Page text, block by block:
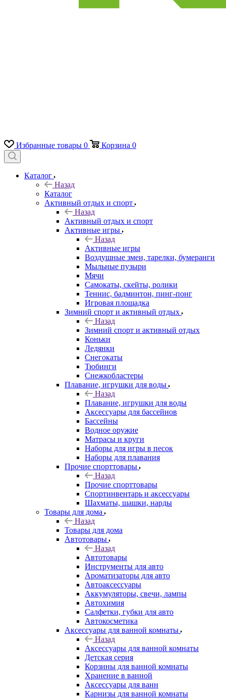
Избранные товары 0 Корзина 0
Каталог
Назад
Каталог
Активный отдых и спорт
Назад
Активный отдых и спорт
Активные игры
Назад
Активные игры
Воздушные змеи, тарелки, бумеранги
Мыльные пузыри
Мячи
Самокаты, скейты, ролики
Теннис, бадминтон, пинг-понг
Игровая площадка
Зимний спорт и активный отдых
Назад
Зимний спорт и активный отдых
Коньки
Ледянки
Снегокаты
Тюбинги
Снежкобластеры
Плавание, игрушки для воды
Назад
Плавание, игрушки для воды
Аксессуары для бассейнов
Бассейны
Водное оружие
Матрасы и круги
Наборы для игры в песок
Наборы для плавания
Прочие спорттовары
Назад
Прочие спорттовары
Спортинвентарь и аксессуары
Шахматы, шашки, нарды
Товары для дома
Назад
Товары для дома
Автотовары
Назад
Автотовары
Инструменты для авто
Ароматизаторы для авто
Автоаксессуары
Аккумуляторы, свечи, лампы
Автохимия
Салфетки, губки для авто
Автокосметика
Аксессуары для ванной комнаты
Назад
Аксессуары для ванной комнаты
Детская серия
Корзины для ванной комнаты
Хранение в ванной
Аксессуары для ванн
Карнизы для ванной комнаты